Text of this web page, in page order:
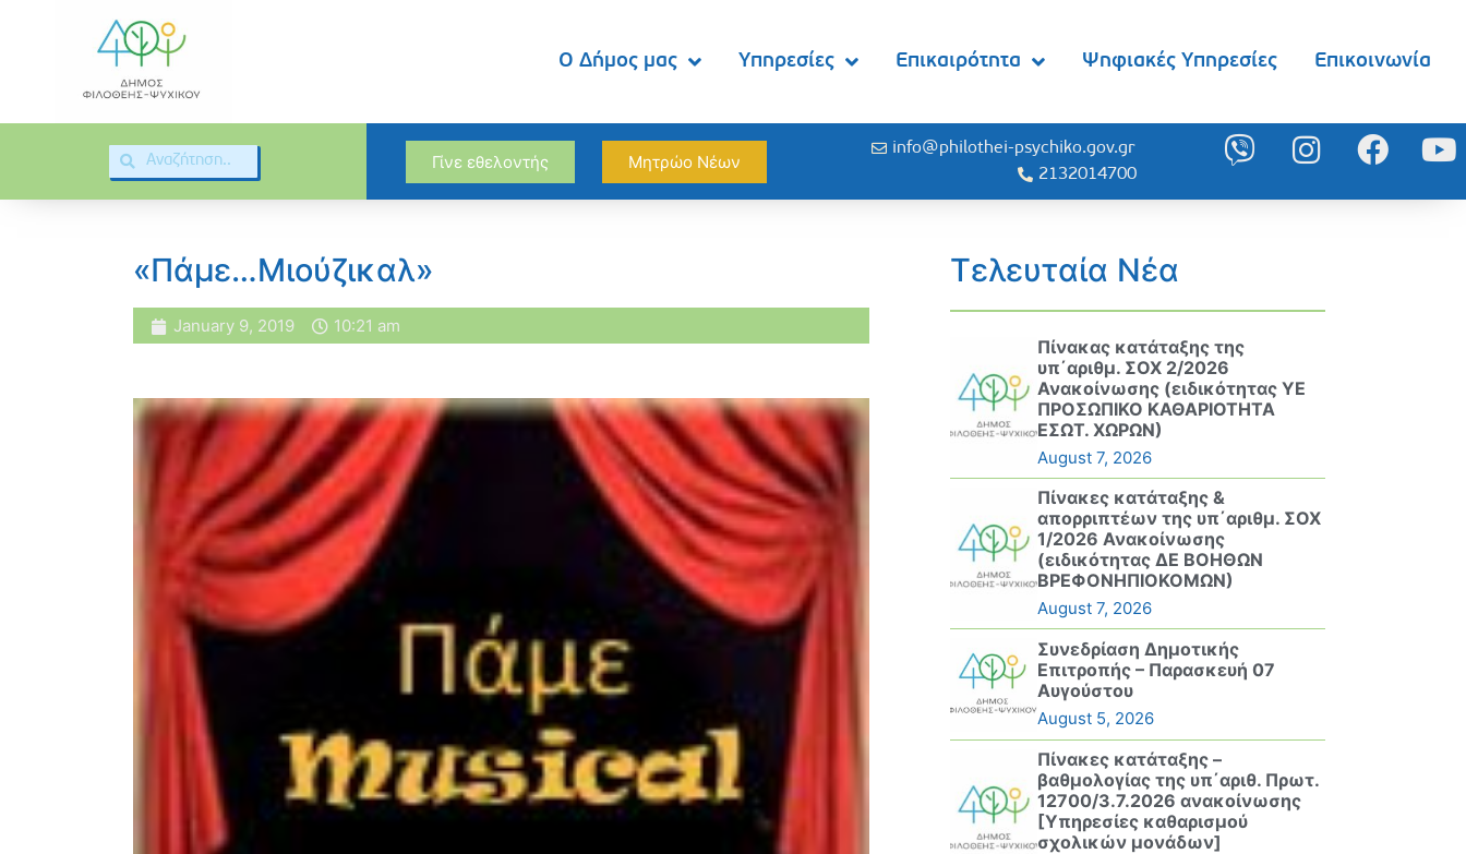
Ο Δήμος μας Υπηρεσίες Επικαιρότητα Ψηφιακές Υπηρεσίες Επικοινωνία
Γίνε εθελοντής Μητρώο Νέων
info@philothei-psychiko.gov.gr
2132014700
«Πάμε…Μιούζικαλ»
January 9, 2019 10:21 am
Τελευταία Νέα
Πίνακας κατάταξης της
υπ΄αριθμ. ΣΟΧ 2/2026
Ανακοίνωσης (ειδικότητας ΥΕ
ΠΡΟΣΩΠΙΚΟ ΚΑΘΑΡΙΟΤΗΤΑ
ΕΣΩΤ. ΧΩΡΩΝ)
August 7, 2026
Πίνακες κατάταξης &
απορριπτέων της υπ΄αριθμ. ΣΟΧ
1/2026 Ανακοίνωσης
(ειδικότητας ΔΕ ΒΟΗΘΩΝ
ΒΡΕΦΟΝΗΠΙΟΚΟΜΩΝ)
August 7, 2026
Συνεδρίαση Δημοτικής
Επιτροπής – Παρασκευή 07
Αυγούστου
August 5, 2026
Πίνακες κατάταξης –
βαθμολογίας της υπ΄αριθ. Πρωτ.
12700/3.7.2026 ανακοίνωσης
[Υπηρεσίες καθαρισμού
σχολικών μονάδων]